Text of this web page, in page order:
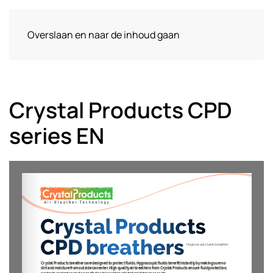
Overslaan en naar de inhoud gaan
Crystal Products CPD
series EN